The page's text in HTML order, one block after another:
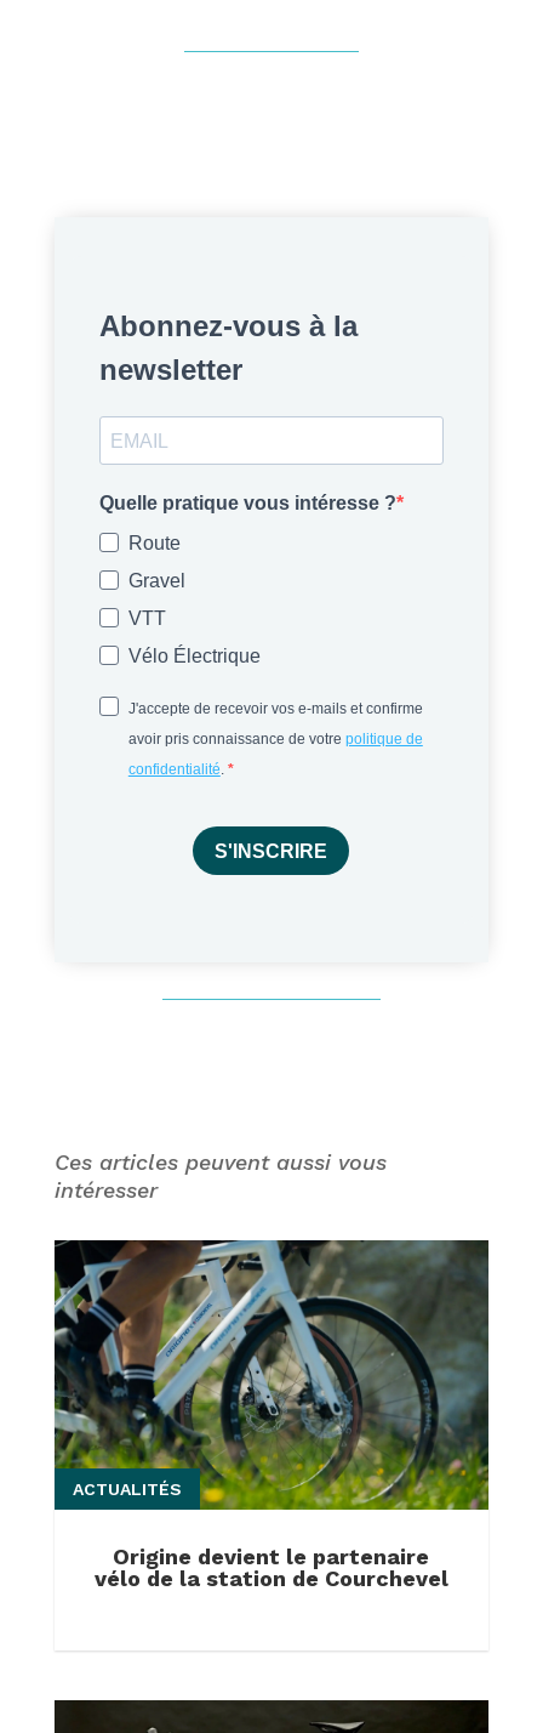
Abonnez-vous à la
newsletter
Quelle pratique vous intéresse ?
Route
Gravel
VTT
Vélo Électrique
J'accepte de recevoir vos e-mails et confirme
avoir pris connaissance de votre politique de
confidentialité.
S'INSCRIRE
Ces articles peuvent aussi vous
intéresser
Origine devient le partenaire
vélo de la station de Courchevel
ACTUALITÉS